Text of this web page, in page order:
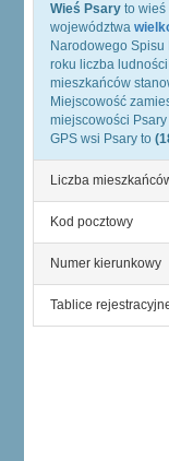
Wieś Psary to wieś
województwa
Narodowego
roku liczba
mieszkańców
Miejscowość
miejscowości
GPS wsi Psary to
Liczba
Kod pocztowy
Numer kierunkowy
Tablice